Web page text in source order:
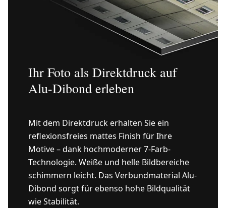
Ihr Foto als Direktdruck auf
Alu-Dibond erleben
Mit dem Direktdruck erhalten Sie ein
reflexionsfreies mattes Finish für Ihre
Motive – dank hochmoderner 7-Farb-
Technologie. Weiße und helle Bildbereiche
schimmern leicht. Das Verbundmaterial Alu-
Dibond sorgt für ebenso hohe Bildqualität
wie Stabilität.